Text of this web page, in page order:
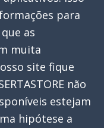
para
as
muita
site fique
não
estejam
hipótese a